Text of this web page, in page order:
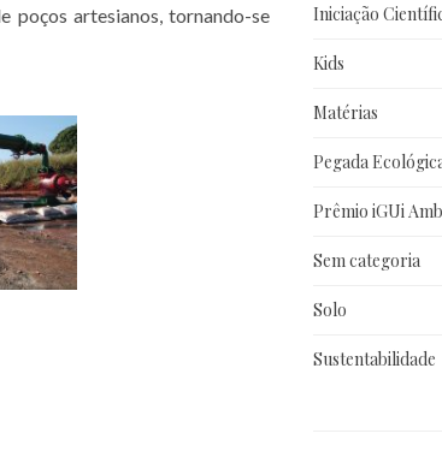
poços artesianos, tornando-se
Iniciação
Kids
Matérias
Pegada
Prêmio iGUi
Sem categoria
Solo
Sustentabilidade